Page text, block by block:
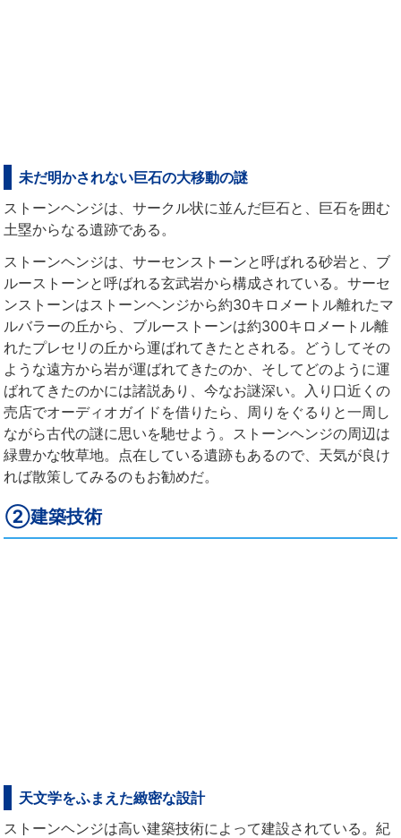
未だ明かされない巨石の大移動の謎
ストーンヘンジは、サークル状に並んだ巨石と、巨石を囲む
土塁からなる遺跡である。
ストーンヘンジは、サーセンストーンと呼ばれる砂岩と、ブ
ルーストーンと呼ばれる玄武岩から構成されている。サーセ
ンストーンはストーンヘンジから約30キロメートル離れたマ
ルバラーの丘から、ブルーストーンは約300キロメートル離
れたプレセリの丘から運ばれてきたとされる。どうしてその
ような遠方から岩が運ばれてきたのか、そしてどのように運
ばれてきたのかには諸説あり、今なお謎深い。入り口近くの
売店でオーディオガイドを借りたら、周りをぐるりと一周し
ながら古代の謎に思いを馳せよう。ストーンヘンジの周辺は
緑豊かな牧草地。点在している遺跡もあるので、天気が良け
れば散策してみるのもお勧めだ。
②建築技術
天文学をふまえた緻密な設計
ストーンヘンジは高い建築技術によって建設されている。紀